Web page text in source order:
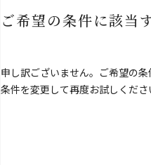
ご希望の条件に該当
申し訳ございません。ご希望の
条件を変更して再度お試しくださ